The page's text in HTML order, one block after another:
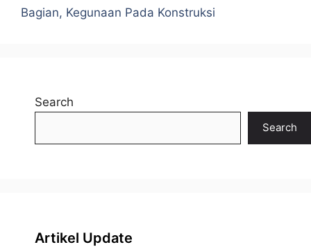
Bagian, Kegunaan Pada Konstruksi
Search
Search
Artikel Update